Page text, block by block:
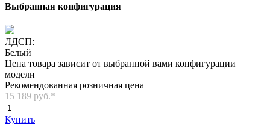
Выбранная конфигурация
ЛДСП:
Белый
Цена товара зависит от выбранной вами конфигурации
модели
Рекомендованная розничная цена
15 189 руб.*
Купить